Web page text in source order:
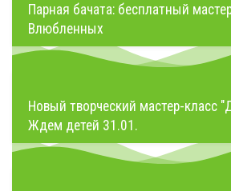
Парная бачата: бесплатный
Влюбленных
Новый творческий мастер-класс
Ждем детей 31.01.